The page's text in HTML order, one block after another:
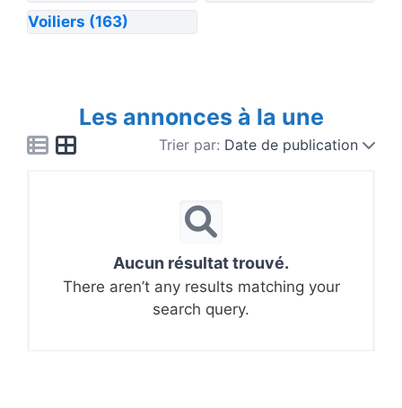
Voiliers (163)
Les annonces à la une
Trier par: Date de publication
Aucun résultat trouvé.
There aren’t any results matching your
search query.